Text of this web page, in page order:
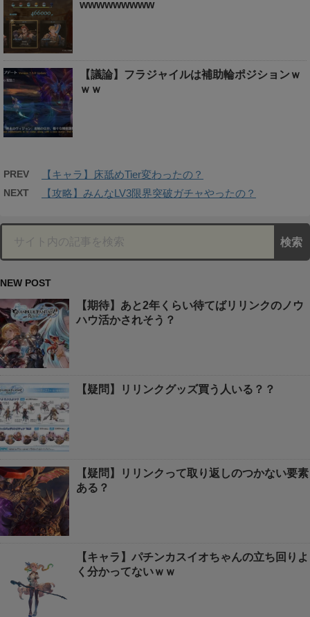
wwwwwwwww
【議論】フラジャイルは補助輪ポジションｗ
ｗｗ
PREV 【キャラ】床舐めTier変わったの？
NEXT 【攻略】みんなLV3限界突破ガチャやったの？
NEW POST
【期待】あと2年くらい待てばリリンクのノウ
ハウ活かされそう？
【疑問】リリンクグッズ買う人いる？？
【疑問】リリンクって取り返しのつかない要素
ある？
【キャラ】パチンカスイオちゃんの立ち回りよ
く分かってないｗｗ